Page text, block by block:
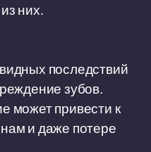
них.
последствий
зубов.
может привести к
и даже потере